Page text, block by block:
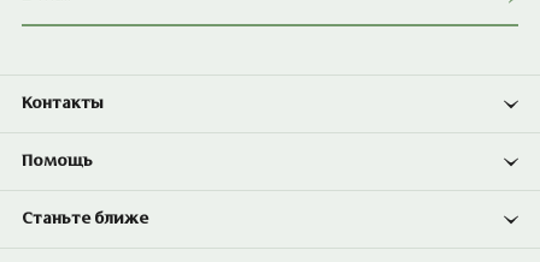
Контакты
Помощь
Станьте ближе